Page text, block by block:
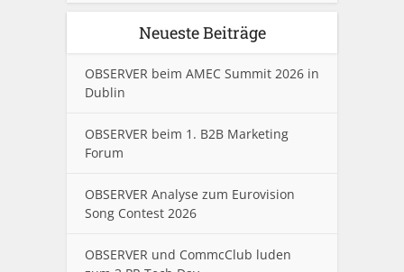
Neueste Beiträge
OBSERVER beim AMEC Summit 2026 in
Dublin
OBSERVER beim 1. B2B Marketing
Forum
OBSERVER Analyse zum Eurovision
Song Contest 2026
OBSERVER und CommcClub luden